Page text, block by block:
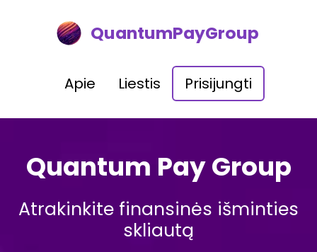
QuantumPayGroup
Apie Liestis Prisijungti
Quantum Pay Group
Atrakinkite finansinės išminties
skliautą